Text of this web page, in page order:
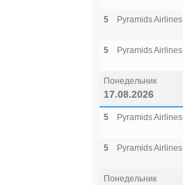
5 Pyramids Airlines
5 Pyramids Airlines
Понедельник
17.08.2026
5 Pyramids Airlines
5 Pyramids Airlines
Понедельник